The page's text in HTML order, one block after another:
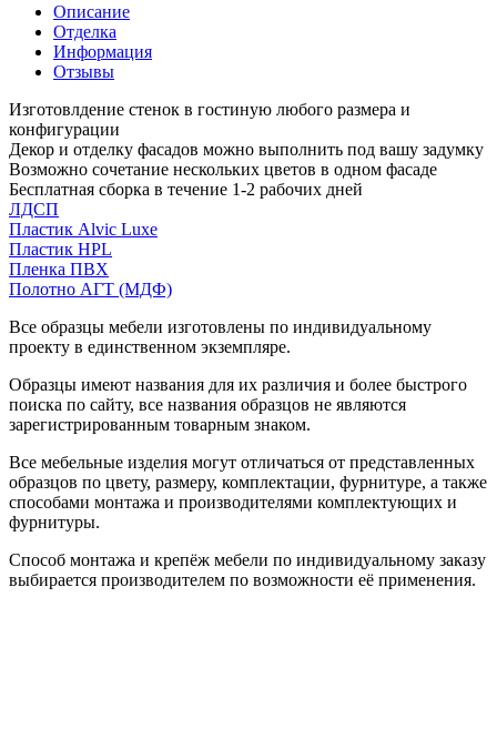
Описание
Отделка
Информация
Отзывы
Изготовлдение стенок в гостиную любого размера и
конфигурации
Декор и отделку фасадов можно выполнить под вашу задумку
Возможно сочетание нескольких цветов в одном фасаде
Бесплатная сборка в течение 1-2 рабочих дней
ЛДСП
Пластик Alvic Luxe
Пластик HPL
Пленка ПВХ
Полотно АГТ (МДФ)
Все образцы мебели изготовлены по индивидуальному
проекту в единственном экземпляре.
Образцы имеют названия для их различия и более быстрого
поиска по сайту, все названия образцов не являются
зарегистрированным товарным знаком.
Все мебельные изделия могут отличаться от представленных
образцов по цвету, размеру, комплектации, фурнитуре, а также
способами монтажа и производителями комплектующих и
фурнитуры.
Способ монтажа и крепёж мебели по индивидуальному заказу
выбирается производителем по возможности её применения.